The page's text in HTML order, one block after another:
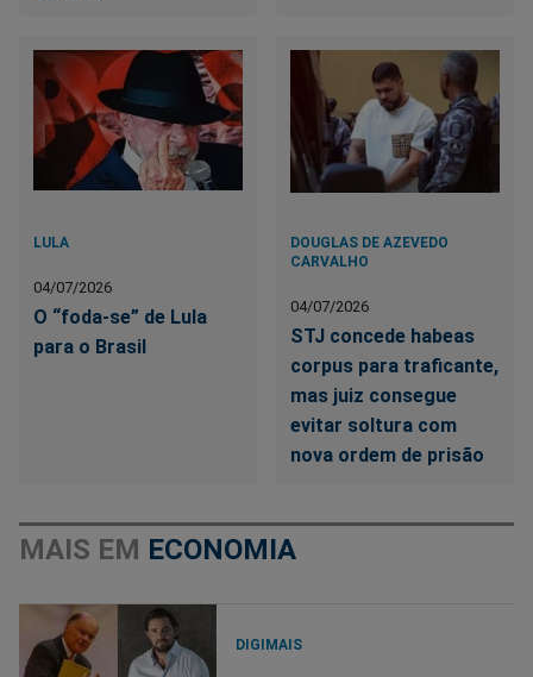
LULA
04/07/2026
O “foda-se” de Lula
para o Brasil
DOUGLAS DE AZEVEDO
CARVALHO
04/07/2026
STJ concede habeas
corpus para traficante,
mas juiz consegue
evitar soltura com
nova ordem de prisão
MAIS EM ECONOMIA
DIGIMAIS